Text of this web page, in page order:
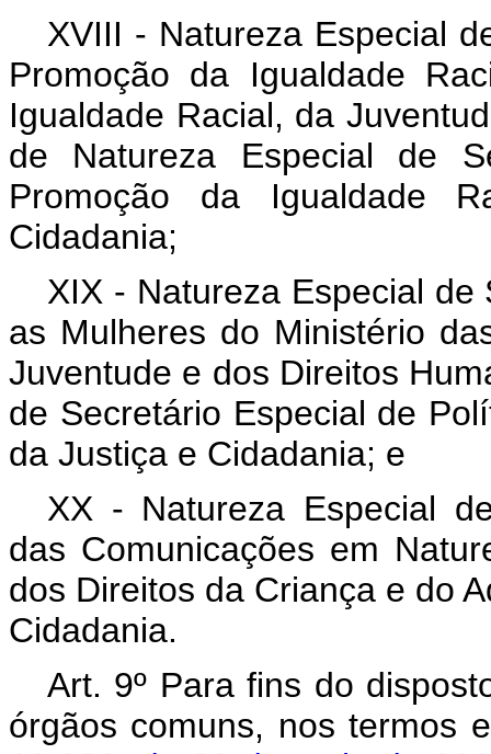
XVIII - Natureza Especial
Promoção da Igualdade
Igualdade Racial, da
de Natureza Especial de
Promoção da Igualdade
Cidadania;
XIX - Natureza Especial
as Mulheres do Ministério
Juventude e dos Direitos
de Secretário Especial de
da Justiça e Cidadania; e
XX - Natureza Especial
das Comunicações em
dos Direitos da Criança e do
Cidadania.
Art. 9º Para fins do
órgãos comuns, nos termos